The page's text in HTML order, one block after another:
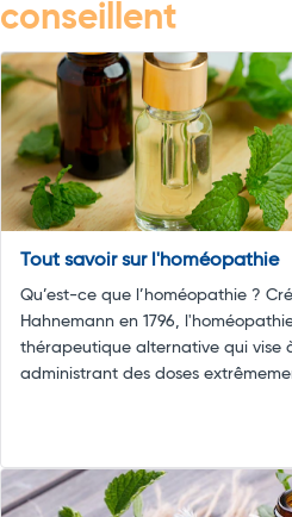
conseillent
Tout savoir sur l'homéopathie
Qu’est-ce que l’homéopathie ?
Hahnemann en 1796,
thérapeutique alternative qui vise
administrant des doses